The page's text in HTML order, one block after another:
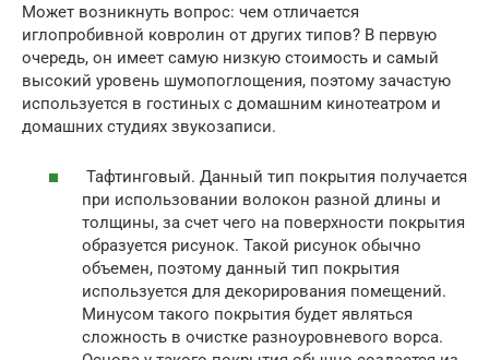
Может возникнуть вопрос: чем отличается
иглопробивной ковролин от других типов? В первую
очередь, он имеет самую низкую стоимость и самый
высокий уровень шумопоглощения, поэтому зачастую
используется в гостиных с домашним кинотеатром и
домашних студиях звукозаписи.
Тафтинговый. Данный тип покрытия получается
при использовании волокон разной длины и
толщины, за счет чего на поверхности покрытия
образуется рисунок. Такой рисунок обычно
объемен, поэтому данный тип покрытия
используется для декорирования помещений.
Минусом такого покрытия будет являться
сложность в очистке разноуровневого ворса.